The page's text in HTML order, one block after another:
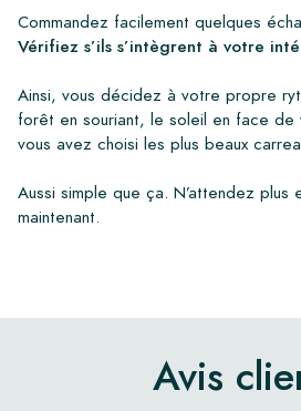
Commandez facilement quelques
Vérifiez s’ils s’intègrent à votre
Ainsi, vous décidez à votre propre
forêt en souriant, le soleil en face de
vous avez choisi les plus beaux
Aussi simple que ça. N’attendez plus
maintenant.
Avis